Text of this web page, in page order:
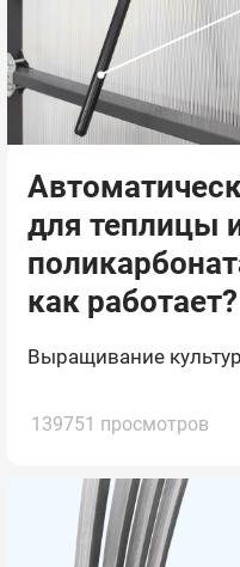
для теплицы
как работает?
Выращивание
139751 просмотров